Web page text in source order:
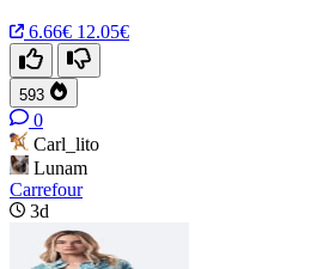
6.66€ 12.05€
593
0
Carl_lito
Lunam
Carrefour
3d